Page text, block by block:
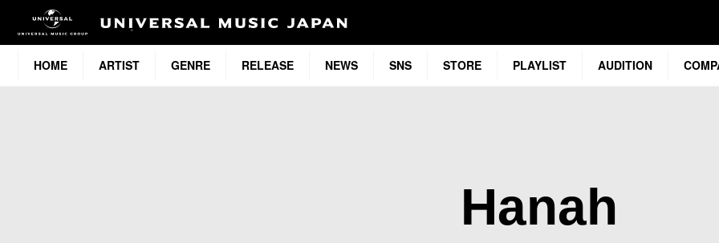
HOME ARTIST GENRE RELEASE NEWS SNS STORE PLAYLIST AUDITION
Hanah